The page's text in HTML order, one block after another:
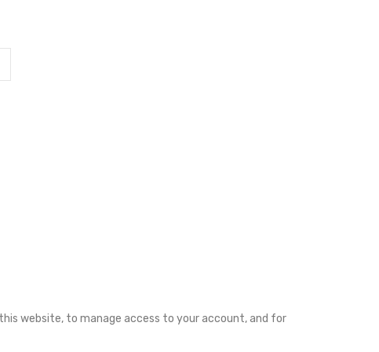
website, to manage access to your account, and for